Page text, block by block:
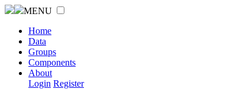
MENU
Home
Data
Groups
Components
About
Login Register